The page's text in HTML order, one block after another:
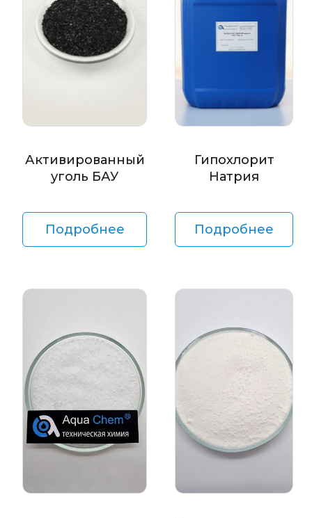
Активированный
уголь БАУ
Подробнее
Гипохлорит
Натрия
Подробнее